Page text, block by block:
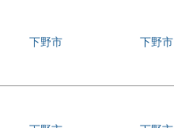
下野市 下野市